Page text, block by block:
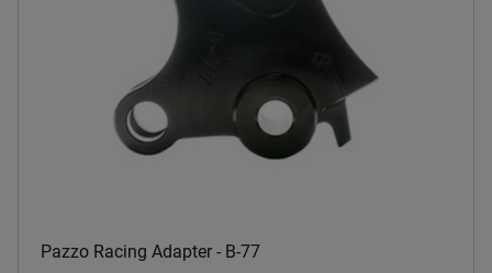
Pazzo Racing Adapter - B-77